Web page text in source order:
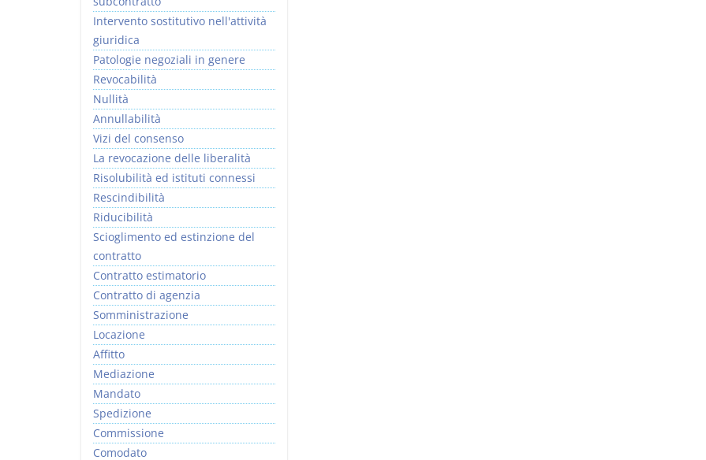
Intervento sostitutivo nell'attività
giuridica
Patologie negoziali in genere
Revocabilità
Nullità
Annullabilità
Vizi del consenso
La revocazione delle liberalità
Risolubilità ed istituti connessi
Rescindibilità
Riducibilità
Scioglimento ed estinzione del
contratto
Contratto estimatorio
Contratto di agenzia
Somministrazione
Locazione
Affitto
Mediazione
Mandato
Spedizione
Commissione
Comodato